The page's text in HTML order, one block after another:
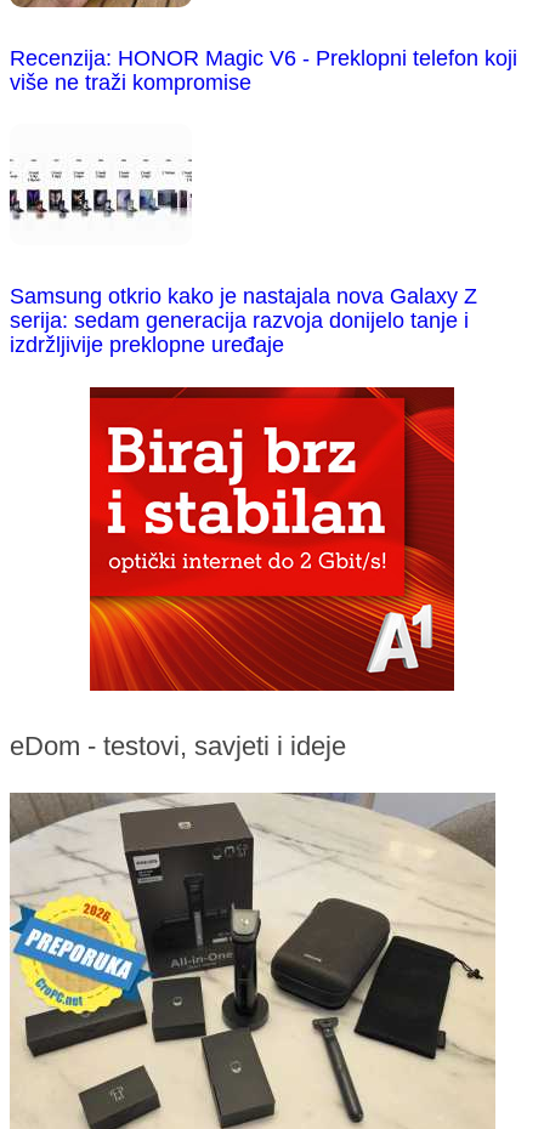
Recenzija: HONOR Magic V6 - Preklopni telefon koji
više ne traži kompromise
Samsung otkrio kako je nastajala nova Galaxy Z
serija: sedam generacija razvoja donijelo tanje i
izdržljivije preklopne uređaje
eDom - testovi, savjeti i ideje